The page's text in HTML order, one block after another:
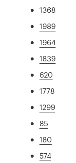
1368
1989
1964
1839
620
1778
1299
85
180
574